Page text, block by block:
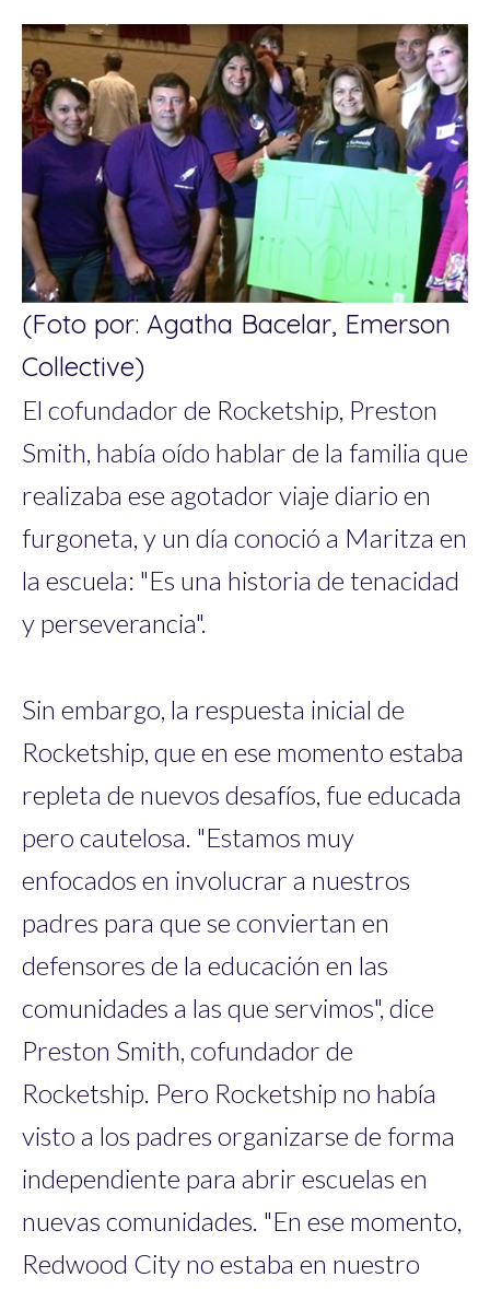
(Foto por: Agatha Bacelar, Emerson
Collective)
El cofundador de Rocketship, Preston
Smith, había oído hablar de la familia que
realizaba ese agotador viaje diario en
furgoneta, y un día conoció a Maritza en
la escuela: "Es una historia de tenacidad
y perseverancia".
Sin embargo, la respuesta inicial de
Rocketship, que en ese momento estaba
repleta de nuevos desafíos, fue educada
pero cautelosa. "Estamos muy
enfocados en involucrar a nuestros
padres para que se conviertan en
defensores de la educación en las
comunidades a las que servimos", dice
Preston Smith, cofundador de
Rocketship. Pero Rocketship no había
visto a los padres organizarse de forma
independiente para abrir escuelas en
nuevas comunidades. "En ese momento,
Redwood City no estaba en nuestro